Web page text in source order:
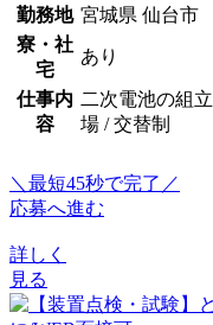
勤務地 宮城県 仙台市
寮・社
宅
あり
仕事内
容
二次電池の組
場 / 交替制
＼最短45秒で完了／
応募へ進む
詳しく
見る